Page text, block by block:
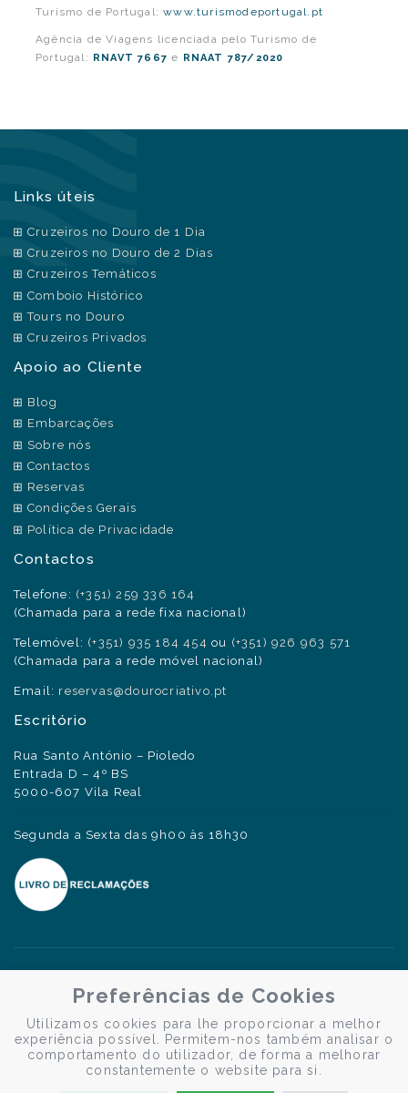
Turismo de Portugal:www.turismodeportugal.pt
Agência de Viagens licenciada pelo Turismo de
Portugal:
RNAVT 7667 e RNAAT 787/2020
Links úteis
Cruzeiros no Douro de 1 Dia
Cruzeiros no Douro de 2 Dias
Cruzeiros Temáticos
Comboio Histórico
Tours no Douro
Cruzeiros Privados
Apoio ao Cliente
Blog
Embarcações
Sobre nós
Contactos
Reservas
Condições Gerais
Política de Privacidade
Contactos
Telefone: (+351) 259 336 164
(Chamada para a rede fixa nacional)
Telemóvel: (+351) 935 184 454 ou (+351) 926 963 571
(Chamada para a rede móvel nacional)
Email: reservas@dourocriativo.pt
Escritório
Rua Santo António – Pioledo
Entrada D – 4º BS
5000-607 Vila Real
Segunda a Sexta das 9h00 às 18h30
Preferências de Cookies
Utilizamos cookies para lhe proporcionar a melhor
experiência possível. Permitem-nos também analisar o
comportamento do utilizador, de forma a melhorar
constantemente o website para si.